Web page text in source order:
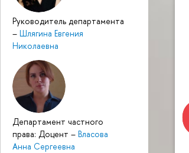
Руководитель департамента
– Шлягина Евгения
Николаевна
Департамент частного
права: Доцент – Власова
Анна Сергеевна